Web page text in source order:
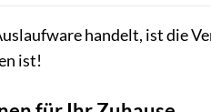
handelt, ist die
ist!